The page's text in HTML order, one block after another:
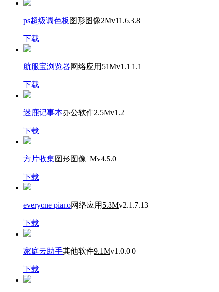
ps超级调色板 图形图像2Mv11.6.3.8
下载
航服宝浏览器网络应用 51Mv1.1.1.1
下载
迷鹿记事本办公软件2.5Mv1.2
下载
方片收集图形图像1Mv4.5.0
下载
everyone piano网络应用 5.8Mv2.1.7.13
下载
家庭云助手其他软件9.1Mv1.0.0.0
下载